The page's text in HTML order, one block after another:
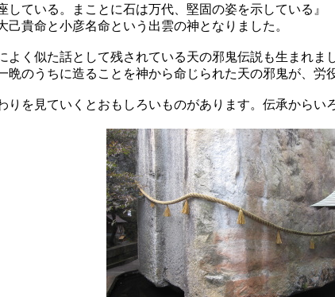
している。まことに石は万代、堅固の姿を示している』
貴命と小彦名命という出雲の神となりました。
く似た話として残されている天の邪鬼伝説も生まれまし
のうちに造ることを神から命じられた天の邪鬼が、
を見ていくとおもしろいものがあります。伝承からい